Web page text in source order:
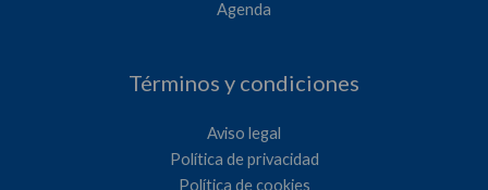
Agenda
Términos y condiciones
Aviso legal
Política de privacidad
Política de cookies